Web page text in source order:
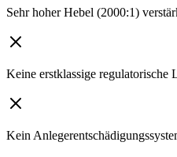
Sehr hoher Hebel (2000:1)
Keine erstklassige regulatorische
Kein